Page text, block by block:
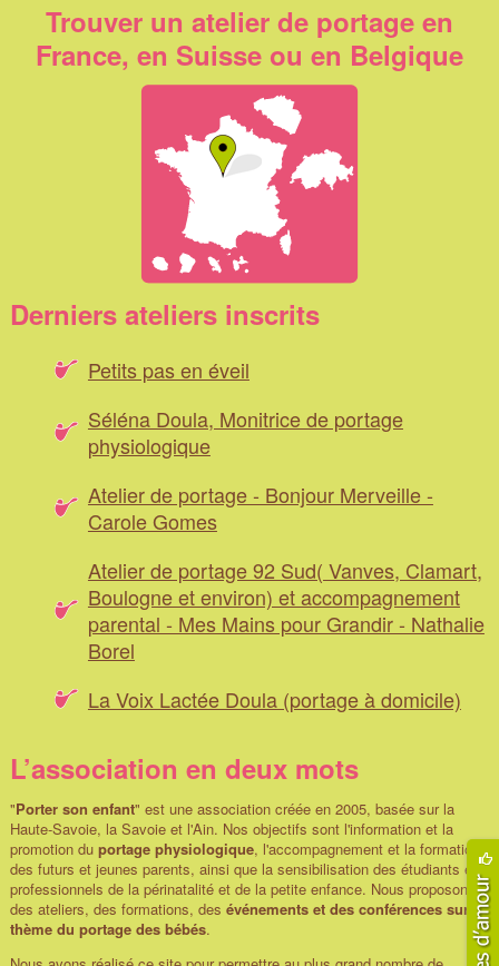
Trouver un atelier de portage en
France, en Suisse ou en Belgique
Derniers ateliers inscrits
Petits pas en éveil
Séléna Doula, Monitrice de portage
physiologique
Atelier de portage - Bonjour Merveille -
Carole Gomes
Atelier de portage 92 Sud( Vanves, Clamart,
Boulogne et environ) et accompagnement
parental - Mes Mains pour Grandir - Nathalie
Borel
La Voix Lactée Doula (portage à domicile)
L’association en deux mots
"Porter son enfant" est une association créée en 2005, basée sur la
Haute-Savoie, la Savoie et l'Ain. Nos objectifs sont l'information et la
promotion du portage physiologique, l'accompagnement et la formation
des futurs et jeunes parents, ainsi que la sensibilisation des étudiants et
professionnels de la périnatalité et de la petite enfance. Nous proposons
des ateliers, des formations, des événements et des conférences sur le
thème du portage des bébés.